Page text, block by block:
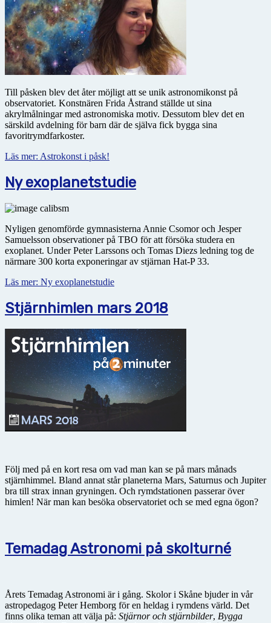
Till påsken blev det åter möjligt att se unik astronomikonst på
observatoriet. Konstnären Frida Åstrand ställde ut sina
akrylmålningar med astronomiska motiv. Dessutom blev det en
särskild avdelning för barn där de själva fick bygga sina
favoritrymdfarkoster.
Läs mer: Astrokonst i påsk!
Ny exoplanetstudie
Nyligen genomförde gymnasisterna Annie Csomor och Jesper
Samuelsson observationer på TBO för att försöka studera en
exoplanet. Under Peter Larssons och Tomas Diezs ledning tog de
närmare 300 korta exponeringar av stjärnan Hat-P 33.
Läs mer: Ny exoplanetstudie
Stjärnhimlen mars 2018
Följ med på en kort resa om vad man kan se på mars månads
stjärnhimmel. Bland annat står planeterna Mars, Saturnus och Jupiter
bra till strax innan gryningen. Och rymdstationen passerar över
himlen! När man kan besöka observatoriet och se med egna ögon?
Temadag Astronomi på skolturné
Årets Temadag Astronomi är i gång. Skolor i Skåne bjuder in vår
astropedagog Peter Hemborg för en heldag i rymdens värld. Det
finns olika teman att välja på: Stjärnor och stjärnbilder, Bygga